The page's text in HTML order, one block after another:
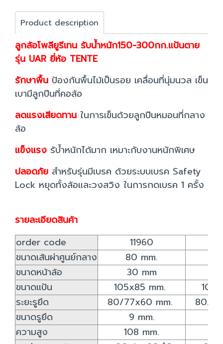
Product description
ลูกล้อโพลียูรีเทน รับน้ำหนัก150-300กก.แป้นตาย
รุ่น UAR ยี่ห้อ TENTE
รักษาพื้น ป้องกันพื้นไม้เป็นรอย เคลื่อนที่นุ่มนวล เข็น
เบามีลูกปืนที่คอล้อ
ลดแรงเสียดทาน ในการเข็นด้วยลูกปืนหมอนที่กลาง
ล้อ
แข็งแรง รับ้ำหนักได้มาก เหมาะกับงานหนักพิเศษ
ปลอดภัย สำหรับรุ่นมีเบรค ด้วยระบบเบรค Safety
Lock หยุดทั้งล้อและวงสวิง ในการกดเบรค 1 ครั้ง
รายละเอียดสินค้า
order code
11960
ขนาดเส้นผ่าศูนย์กลาง
80 mm.
ขนาดหน้าล้อ
30 mm
ขนาดแป้น
105x85 mm.
ระยะรูยึด
80/77x60 mm.
80/
ขนาดรูยึด
9 mm.
ความสูง
108 mm.